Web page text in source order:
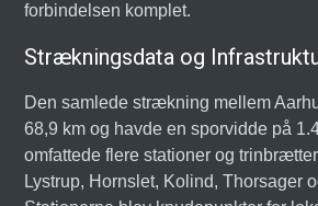
forbindelsen komplet.
Strækningsdata og
Den samlede strækning mellem
68,9 km og havde en sporvidde på
omfattede flere stationer og
Lystrup, Hornslet, Kolind, Thorsager